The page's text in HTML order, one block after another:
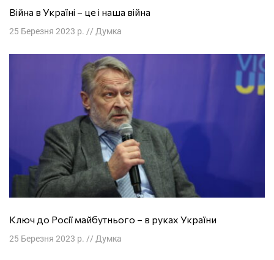
Війна в Україні – це і наша війна
25 Березня 2023 р. // Думка
Ключ до Росії майбутнього – в руках України
25 Березня 2023 р. // Думка